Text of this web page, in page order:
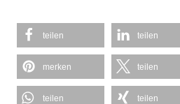
teilen teilen
merken teilen
teilen teilen